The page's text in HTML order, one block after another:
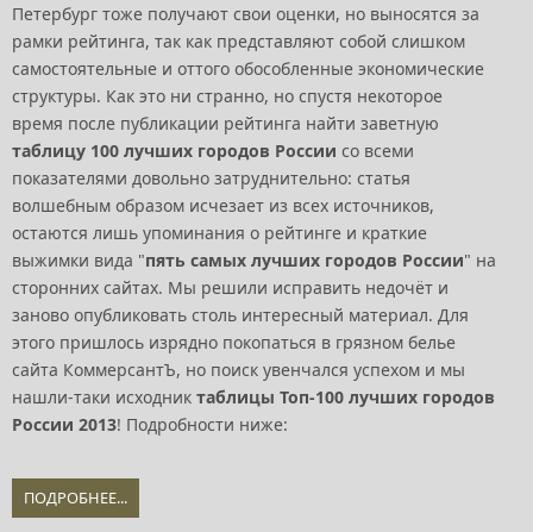
Петербург тоже получают свои оценки, но выносятся за
рамки рейтинга, так как представляют собой слишком
самостоятельные и оттого обособленные экономические
структуры. Как это ни странно, но спустя некоторое
время после публикации рейтинга найти заветную
таблицу 100 лучших городов России со всеми
показателями довольно затруднительно: статья
волшебным образом исчезает из всех источников,
остаются лишь упоминания о рейтинге и краткие
выжимки вида "пять самых лучших городов России" на
сторонних сайтах. Мы решили исправить недочёт и
заново опубликовать столь интересный материал. Для
этого пришлось изрядно покопаться в грязном белье
сайта КоммерсантЪ, но поиск увенчался успехом и мы
нашли-таки исходник таблицы Топ-100 лучших городов
России 2013! Подробности ниже:
ПОДРОБНЕЕ...